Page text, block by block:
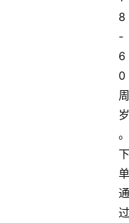
8
-
6
0
周
岁
。
下
单
通
过